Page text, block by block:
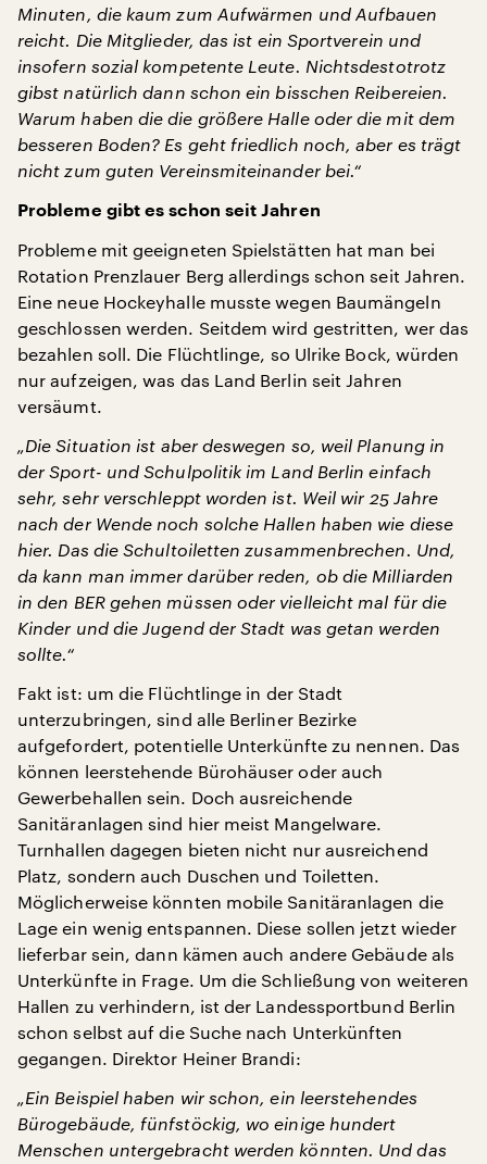
Minuten, die kaum zum Aufwärmen und Aufbauen
reicht. Die Mitglieder, das ist ein Sportverein und
insofern sozial kompetente Leute. Nichtsdestotrotz
gibst natürlich dann schon ein bisschen Reibereien.
Warum haben die die größere Halle oder die mit dem
besseren Boden? Es geht friedlich noch, aber es trägt
nicht zum guten Vereinsmiteinander bei.“
Probleme gibt es schon seit Jahren
Probleme mit geeigneten Spielstätten hat man bei
Rotation Prenzlauer Berg allerdings schon seit Jahren.
Eine neue Hockeyhalle musste wegen Baumängeln
geschlossen werden. Seitdem wird gestritten, wer das
bezahlen soll. Die Flüchtlinge, so Ulrike Bock, würden
nur aufzeigen, was das Land Berlin seit Jahren
versäumt.
„Die Situation ist aber deswegen so, weil Planung in
der Sport- und Schulpolitik im Land Berlin einfach
sehr, sehr verschleppt worden ist. Weil wir 25 Jahre
nach der Wende noch solche Hallen haben wie diese
hier. Das die Schultoiletten zusammenbrechen. Und,
da kann man immer darüber reden, ob die Milliarden
in den BER gehen müssen oder vielleicht mal für die
Kinder und die Jugend der Stadt was getan werden
sollte.“
Fakt ist: um die Flüchtlinge in der Stadt
unterzubringen, sind alle Berliner Bezirke
aufgefordert, potentielle Unterkünfte zu nennen. Das
können leerstehende Bürohäuser oder auch
Gewerbehallen sein. Doch ausreichende
Sanitäranlagen sind hier meist Mangelware.
Turnhallen dagegen bieten nicht nur ausreichend
Platz, sondern auch Duschen und Toiletten.
Möglicherweise könnten mobile Sanitäranlagen die
Lage ein wenig entspannen. Diese sollen jetzt wieder
lieferbar sein, dann kämen auch andere Gebäude als
Unterkünfte in Frage. Um die Schließung von weiteren
Hallen zu verhindern, ist der Landessportbund Berlin
schon selbst auf die Suche nach Unterkünften
gegangen. Direktor Heiner Brandi:
„Ein Beispiel haben wir schon, ein leerstehendes
Bürogebäude, fünfstöckig, wo einige hundert
Menschen untergebracht werden könnten. Und das